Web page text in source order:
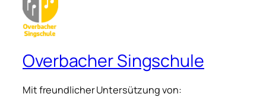
Overbacher Singschule
Mit freundlicher Untersützung von: